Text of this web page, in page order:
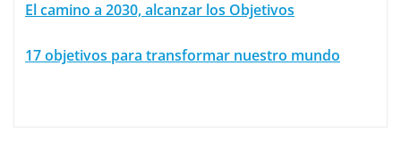
El camino a 2030, alcanzar los Objetivos
17 objetivos para transformar nuestro mundo